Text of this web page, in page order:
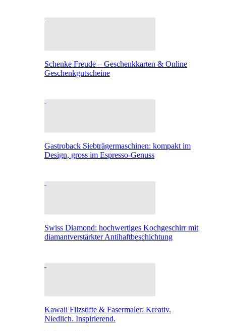
Schenke Freude – Geschenkkarten & Online
Geschenkgutscheine
Gastroback Siebträgermaschinen: kompakt im
Design, gross im Espresso-Genuss
Swiss Diamond: hochwertiges Kochgeschirr mit
diamantverstärkter Antihaftbeschichtung
Kawaii Filzstifte & Fasermaler: Kreativ.
Niedlich. Inspirierend.